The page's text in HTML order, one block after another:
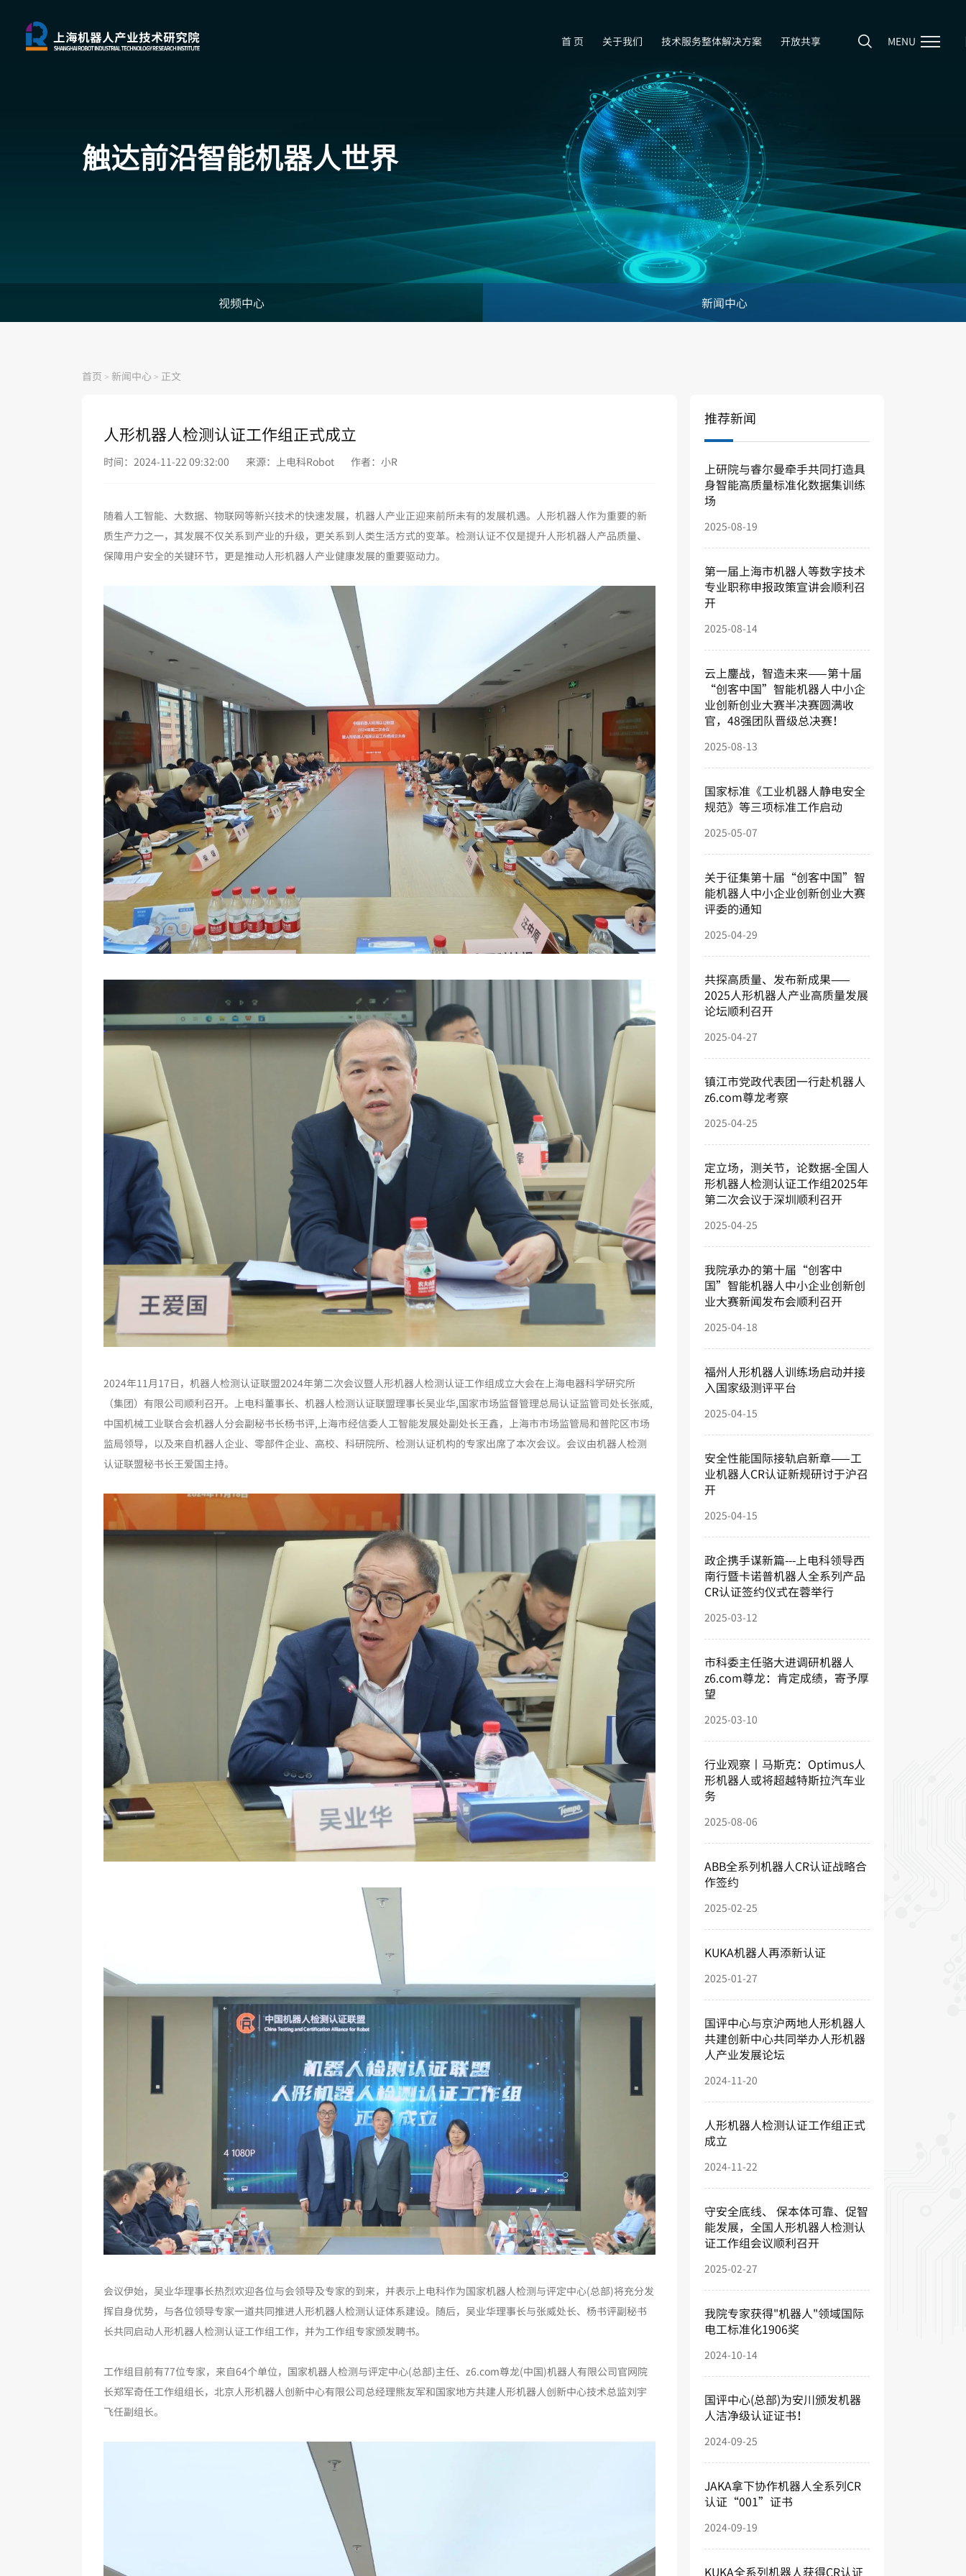
MENU
首 页 关于我们 技术服务整体解决方案 开放共享
触达前沿智能机器人世界
视频中心 新闻中心
首页 > 新闻中心 > 正文
人形机器人检测认证工作组正式成立
时间：2024-11-22 09:32:00 来源：上电科Robot 作者：小R
随着人工智能、大数据、物联网等新兴技术的快速发展，机器人产业正迎来前所未有的发展机遇。人形机器人作为重要的新
质生产力之一，其发展不仅关系到产业的升级，更关系到人类生活方式的变革。检测认证不仅是提升人形机器人产品质量、
保障用户安全的关键环节，更是推动人形机器人产业健康发展的重要驱动力。
2024年11月17日，机器人检测认证联盟2024年第二次会议暨人形机器人检测认证工作组成立大会在上海电器科学研究所
（集团）有限公司顺利召开。上电科董事长、机器人检测认证联盟理事长吴业华,国家市场监督管理总局认证监管司处长张威,
中国机械工业联合会机器人分会副秘书长杨书评,上海市经信委人工智能发展处副处长王鑫，上海市市场监管局和普陀区市场
监局领导，以及来自机器人企业、零部件企业、高校、科研院所、检测认证机构的专家出席了本次会议。会议由机器人检测
认证联盟秘书长王爱国主持。
会议伊始，吴业华理事长热烈欢迎各位与会领导及专家的到来，并表示上电科作为国家机器人检测与评定中心(总部)将充分发
挥自身优势，与各位领导专家一道共同推进人形机器人检测认证体系建设。随后，吴业华理事长与张威处长、杨书评副秘书
长共同启动人形机器人检测认证工作组工作，并为工作组专家颁发聘书。
工作组目前有77位专家，来自64个单位，国家机器人检测与评定中心(总部)主任、z6.com尊龙(中国)机器人有限公司官网院
长郑军奇任工作组组长，北京人形机器人创新中心有限公司总经理熊友军和国家地方共建人形机器人创新中心技术总监刘宇
飞任副组长。
推荐新闻
上研院与睿尔曼牵手共同打造具
身智能高质量标准化数据集训练
场
2025-08-19
第一届上海市机器人等数字技术
专业职称申报政策宣讲会顺利召
开
2025-08-14
云上鏖战，智造未来——第十届
“创客中国”智能机器人中小企
业创新创业大赛半决赛圆满收
官，48强团队晋级总决赛！
2025-08-13
国家标准《工业机器人静电安全
规范》等三项标准工作启动
2025-05-07
关于征集第十届“创客中国”智
能机器人中小企业创新创业大赛
评委的通知
2025-04-29
共探高质量、发布新成果——
2025人形机器人产业高质量发展
论坛顺利召开
2025-04-27
镇江市党政代表团一行赴机器人
z6.com尊龙考察
2025-04-25
定立场，测关节，论数据-全国人
形机器人检测认证工作组2025年
第二次会议于深圳顺利召开
2025-04-25
我院承办的第十届“创客中
国”智能机器人中小企业创新创
业大赛新闻发布会顺利召开
2025-04-18
福州人形机器人训练场启动并接
入国家级测评平台
2025-04-15
安全性能国际接轨启新章——工
业机器人CR认证新规研讨于沪召
开
2025-04-15
政企携手谋新篇---上电科领导西
南行暨卡诺普机器人全系列产品
CR认证签约仪式在蓉举行
2025-03-12
市科委主任骆大进调研机器人
z6.com尊龙：肯定成绩，寄予厚
望
2025-03-10
行业观察丨马斯克：Optimus人
形机器人或将超越特斯拉汽车业
务
2025-08-06
ABB全系列机器人CR认证战略合
作签约
2025-02-25
KUKA机器人再添新认证
2025-01-27
国评中心与京沪两地人形机器人
共建创新中心共同举办人形机器
人产业发展论坛
2024-11-20
人形机器人检测认证工作组正式
成立
2024-11-22
守安全底线、 保本体可靠、促智
能发展，全国人形机器人检测认
证工作组会议顺利召开
2025-02-27
我院专家获得"机器人"领域国际
电工标准化1906奖
2024-10-14
国评中心(总部)为安川颁发机器
人洁净级认证证书！
2024-09-25
JAKA拿下协作机器人全系列CR
认证“001”证书
2024-09-19
KUKA全系列机器人获得CR认证